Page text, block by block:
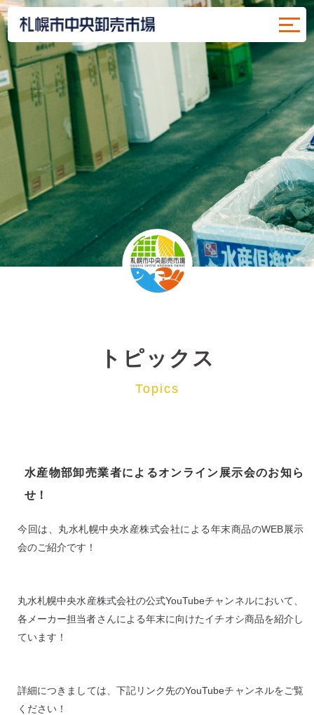
トピックス
Topics
水産物部卸売業者によるオンライン展示会のお知ら
せ！
今回は、丸水札幌中央水産株式会社による年末商品のWEB展示
会のご紹介です！
丸水札幌中央水産株式会社の公式YouTubeチャンネルにおいて、
各メーカー担当者さんによる年末に向けたイチオシ商品を紹介し
ています！
詳細につきましては、下記リンク先のYouTubeチャンネルをご覧
ください！